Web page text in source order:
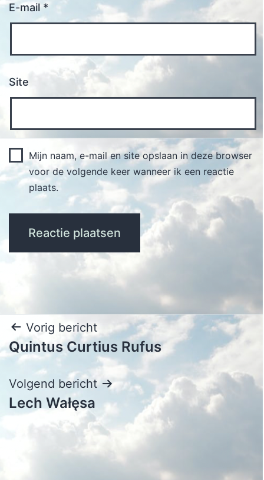
E-mail *
Site
Mijn naam, e-mail en site opslaan in deze browser
voor de volgende keer wanneer ik een reactie
plaats.
Bericht
navigatie
Vorig bericht
Quintus Curtius Rufus
Volgend bericht
Lech Wałęsa